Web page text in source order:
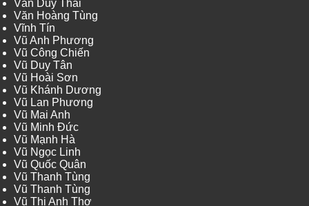
Văn Duy Thái
Văn Hoàng Tùng
Vĩnh Tín
Vũ Anh Phương
Vũ Công Chiến
Vũ Duy Tân
Vũ Hoài Sơn
Vũ Khánh Dương
Vũ Lan Phương
Vũ Mai Anh
Vũ Minh Đức
Vũ Mạnh Hà
Vũ Ngọc Linh
Vũ Quốc Quân
Vũ Thanh Tùng
Vũ Thanh Tùng
Vũ Thị Anh Thơ